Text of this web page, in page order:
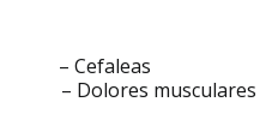
musculares